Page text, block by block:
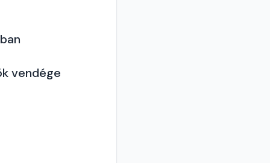
vendége